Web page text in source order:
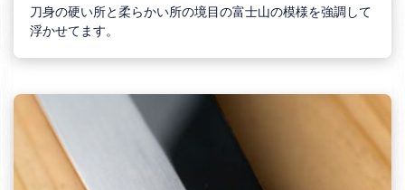
刀身の硬い所と柔らかい所の境目の富士山の模様を強調して
浮かせてます。